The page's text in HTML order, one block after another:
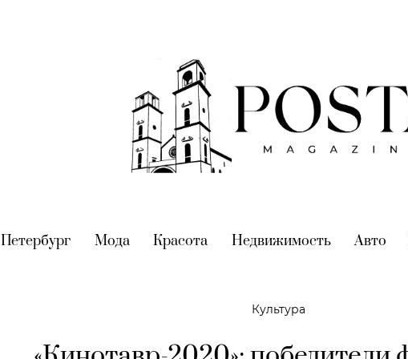
Петербург (current)
Мода(current)
Красота (current)
Недвижимость(current)
Авто
Культура